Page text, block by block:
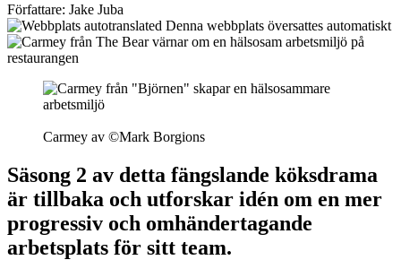
Författare: Jake Juba
Denna webbplats översattes automatiskt
Carmey av ©Mark Borgions
Säsong 2 av detta fängslande köksdrama
är tillbaka och utforskar idén om en mer
progressiv och omhändertagande
arbetsplats för sitt team.